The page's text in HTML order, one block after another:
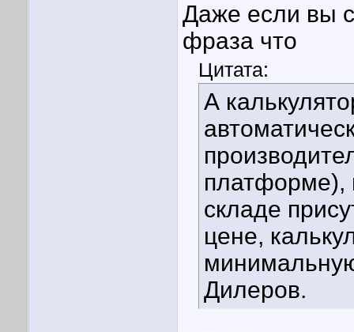
Даже если вы
фраза что
Цитата:
А
платформе),
складе
цене,
Дилеров.